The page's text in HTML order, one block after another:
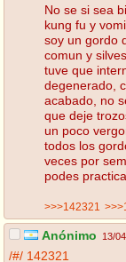
No se si sea
kung fu y
soy un gordo
comun y
tuve que
degenerado,
acabado, no
que deje
un poco
todos los
veces por
podes
>>>142321
Anónimo 13/
/#/ 142321